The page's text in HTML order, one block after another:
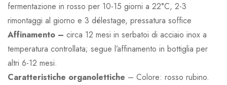
fermentazione in rosso per 10-15 giorni a 22°C, 2-3
rimontaggi al giorno e 3 délestage, pressatura soffice
Affinamento – circa 12 mesi in serbatoi di acciaio inox a
temperatura controllata; segue l’affinamento in bottiglia per
altri 6-12 mesi.
Caratteristiche organolettiche – Colore: rosso rubino.